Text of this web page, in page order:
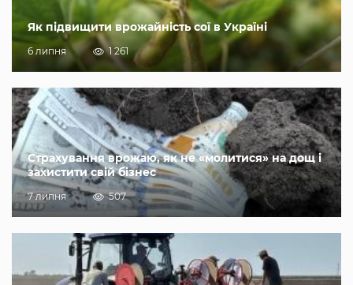
Як підвищити врожайність сої в Україні
6 липня 1 261
Страхування врожаю, як не «молитися» на дощ і
захистити свій бізнес
7 липня 507